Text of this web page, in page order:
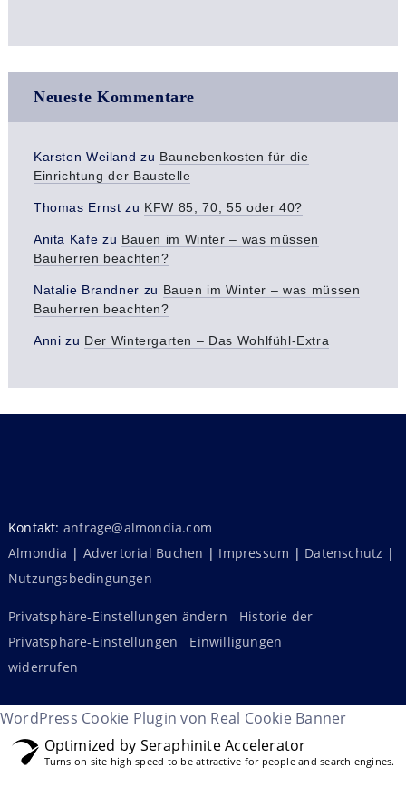
Neueste Kommentare
Karsten Weiland zu Baunebenkosten für die
Einrichtung der Baustelle
Thomas Ernst zu KFW 85, 70, 55 oder 40?
Anita Kafe zu Bauen im Winter – was müssen
Bauherren beachten?
Natalie Brandner zu Bauen im Winter – was müssen
Bauherren beachten?
Anni zu Der Wintergarten – Das Wohlfühl-Extra
Kontakt: anfrage@almondia.com
Almondia | Advertorial Buchen | Impressum | Datenschutz |
Nutzungsbedingungen
Privatsphäre-Einstellungen ändern
Historie der
Privatsphäre-Einstellungen
Einwilligungen
widerrufen
WordPress Cookie Plugin von Real Cookie Banner
Optimized by Seraphinite Accelerator
Turns on site high speed to be attractive for people and search engines.